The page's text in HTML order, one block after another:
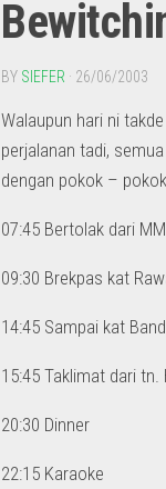
BY SIEFER · 26/06/2003
Walaupun hari ni
perjalanan tadi,
dengan pokok –
07:45 Bertolak dari
09:30 Brekpas kat
14:45 Sampai kat
15:45 Taklimat dari
20:30 Dinner
22:15 Karaoke